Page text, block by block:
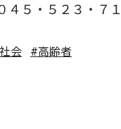
４５・５２３・７
会 #高齢者